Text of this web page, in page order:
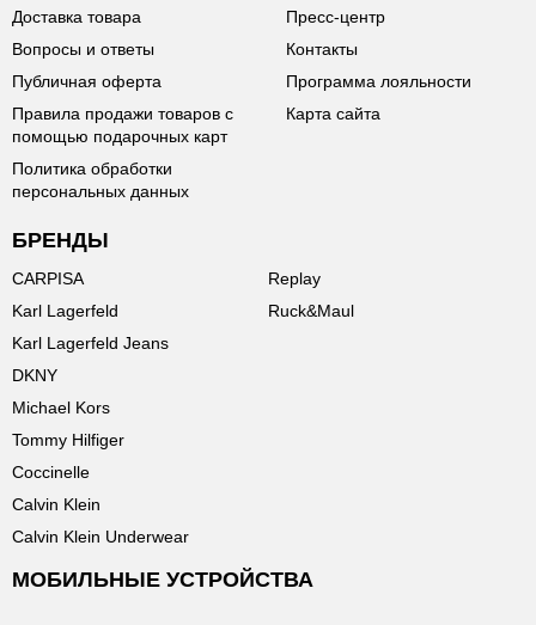
Доставка товара
Вопросы и ответы
Публичная оферта
Правила продажи товаров с
помощью подарочных карт
Политика обработки
персональных данных
Пресс-центр
Контакты
Программа лояльности
Карта сайта
БРЕНДЫ
CARPISA
Karl Lagerfeld
Karl Lagerfeld Jeans
DKNY
Michael Kors
Tommy Hilfiger
Coccinelle
Calvin Klein
Calvin Klein Underwear
Replay
Ruck&Maul
МОБИЛЬНЫЕ УСТРОЙСТВА